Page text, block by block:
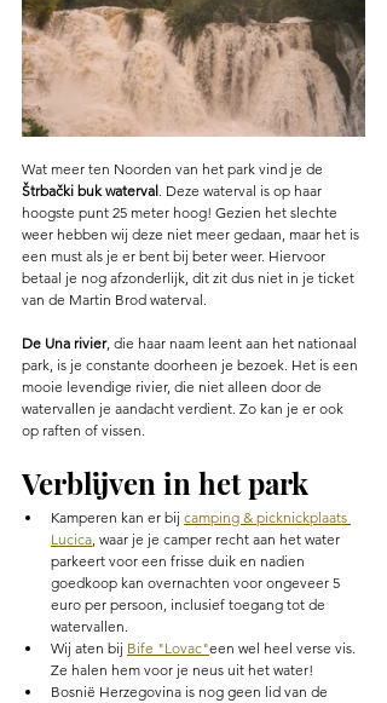
Wat meer ten Noorden van het park vind je de
Štrbački buk waterval. Deze waterval is op haar
hoogste punt 25 meter hoog! Gezien het slechte
weer hebben wij deze niet meer gedaan, maar het is
een must als je er bent bij beter weer. Hiervoor
betaal je nog afzonderlijk, dit zit dus niet in je ticket
van de Martin Brod waterval.
De Una rivier, die haar naam leent aan het nationaal
park, is je constante doorheen je bezoek. Het is een
mooie levendige rivier, die niet alleen door de
watervallen je aandacht verdient. Zo kan je er ook
op raften of vissen.
Verblijven in het park
Kamperen kan er bij camping & picknickplaats
Lucica, waar je je camper recht aan het water
parkeert voor een frisse duik en nadien
goedkoop kan overnachten voor ongeveer 5
euro per persoon, inclusief toegang tot de
watervallen.
Wij aten bij Bife "Lovac"een wel heel verse vis.
Ze halen hem voor je neus uit het water!
Bosnië Herzegovina is nog geen lid van de